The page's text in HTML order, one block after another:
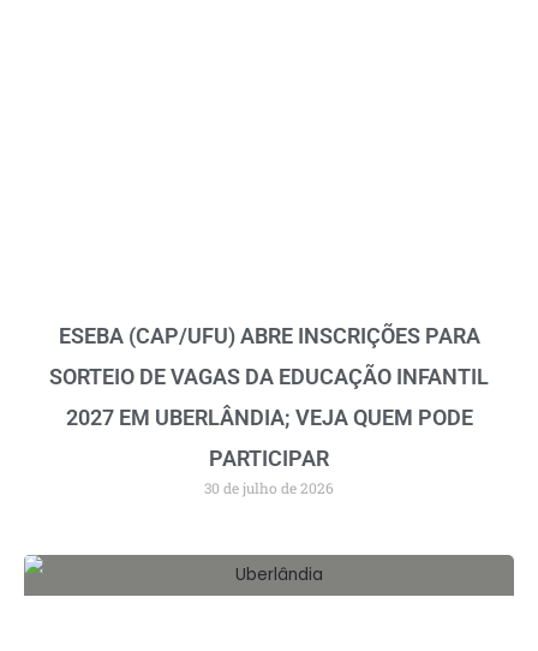
ESEBA (CAP/UFU) ABRE INSCRIÇÕES PARA
SORTEIO DE VAGAS DA EDUCAÇÃO INFANTIL
2027 EM UBERLÂNDIA; VEJA QUEM PODE
PARTICIPAR
30 de julho de 2026